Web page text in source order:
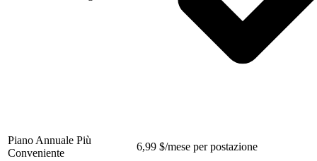
Piano Annuale Più
Conveniente
6,99 $/mese per postazione